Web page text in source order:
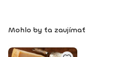
Mohlo by ťa zaujímať